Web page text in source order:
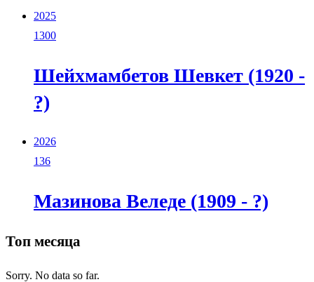
2025
1300
Шейхмамбетов Шевкет (1920 -
?)
2026
136
Мазинова Веледе (1909 - ?)
Топ месяца
Sorry. No data so far.